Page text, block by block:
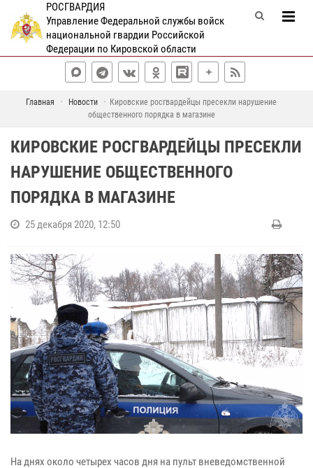
РОСГВАРДИЯ
Управление Федеральной службы войск
национальной гвардии Российской
Федерации по Кировской области
Главная Новости
Кировские росгвардейцы пресекли нарушение
общественного порядка в магазине
КИРОВСКИЕ РОСГВАРДЕЙЦЫ ПРЕСЕКЛИ
НАРУШЕНИЕ ОБЩЕСТВЕННОГО
ПОРЯДКА В МАГАЗИНЕ
25 декабря 2020, 12:50
На днях около четырех часов дня на пульт вневедомственной